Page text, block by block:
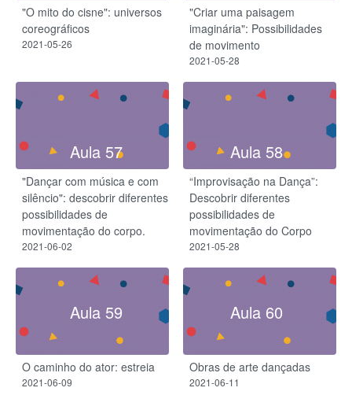
"O mito do cisne": universos
coreográficos
2021-05-26
"Criar uma paisagem
imaginária": Possibilidades
de movimento
2021-05-28
Aula 57
"Dançar com música e com
silêncio": descobrir diferentes
possibilidades de
movimentação do corpo.
2021-06-02
Aula 58
“Improvisação na Dança”:
Descobrir diferentes
possibilidades de
movimentação do Corpo
2021-05-28
Aula 59
O caminho do ator: estreia
2021-06-09
Aula 60
Obras de arte dançadas
2021-06-11